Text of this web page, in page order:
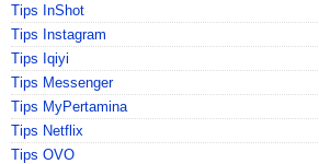
Tips InShot
Tips Instagram
Tips Iqiyi
Tips Messenger
Tips MyPertamina
Tips Netflix
Tips OVO